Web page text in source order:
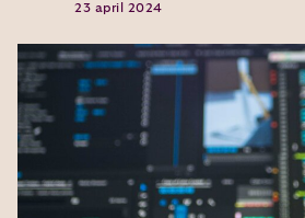
23 april 2024